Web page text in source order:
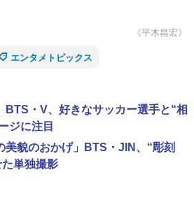
《平木昌宏》
エンタメトピックス
BTS・V、好きなサッカー選手と“相
ジに注目
美貌のおかげ」BTS・JIN、“彫刻
単独撮影